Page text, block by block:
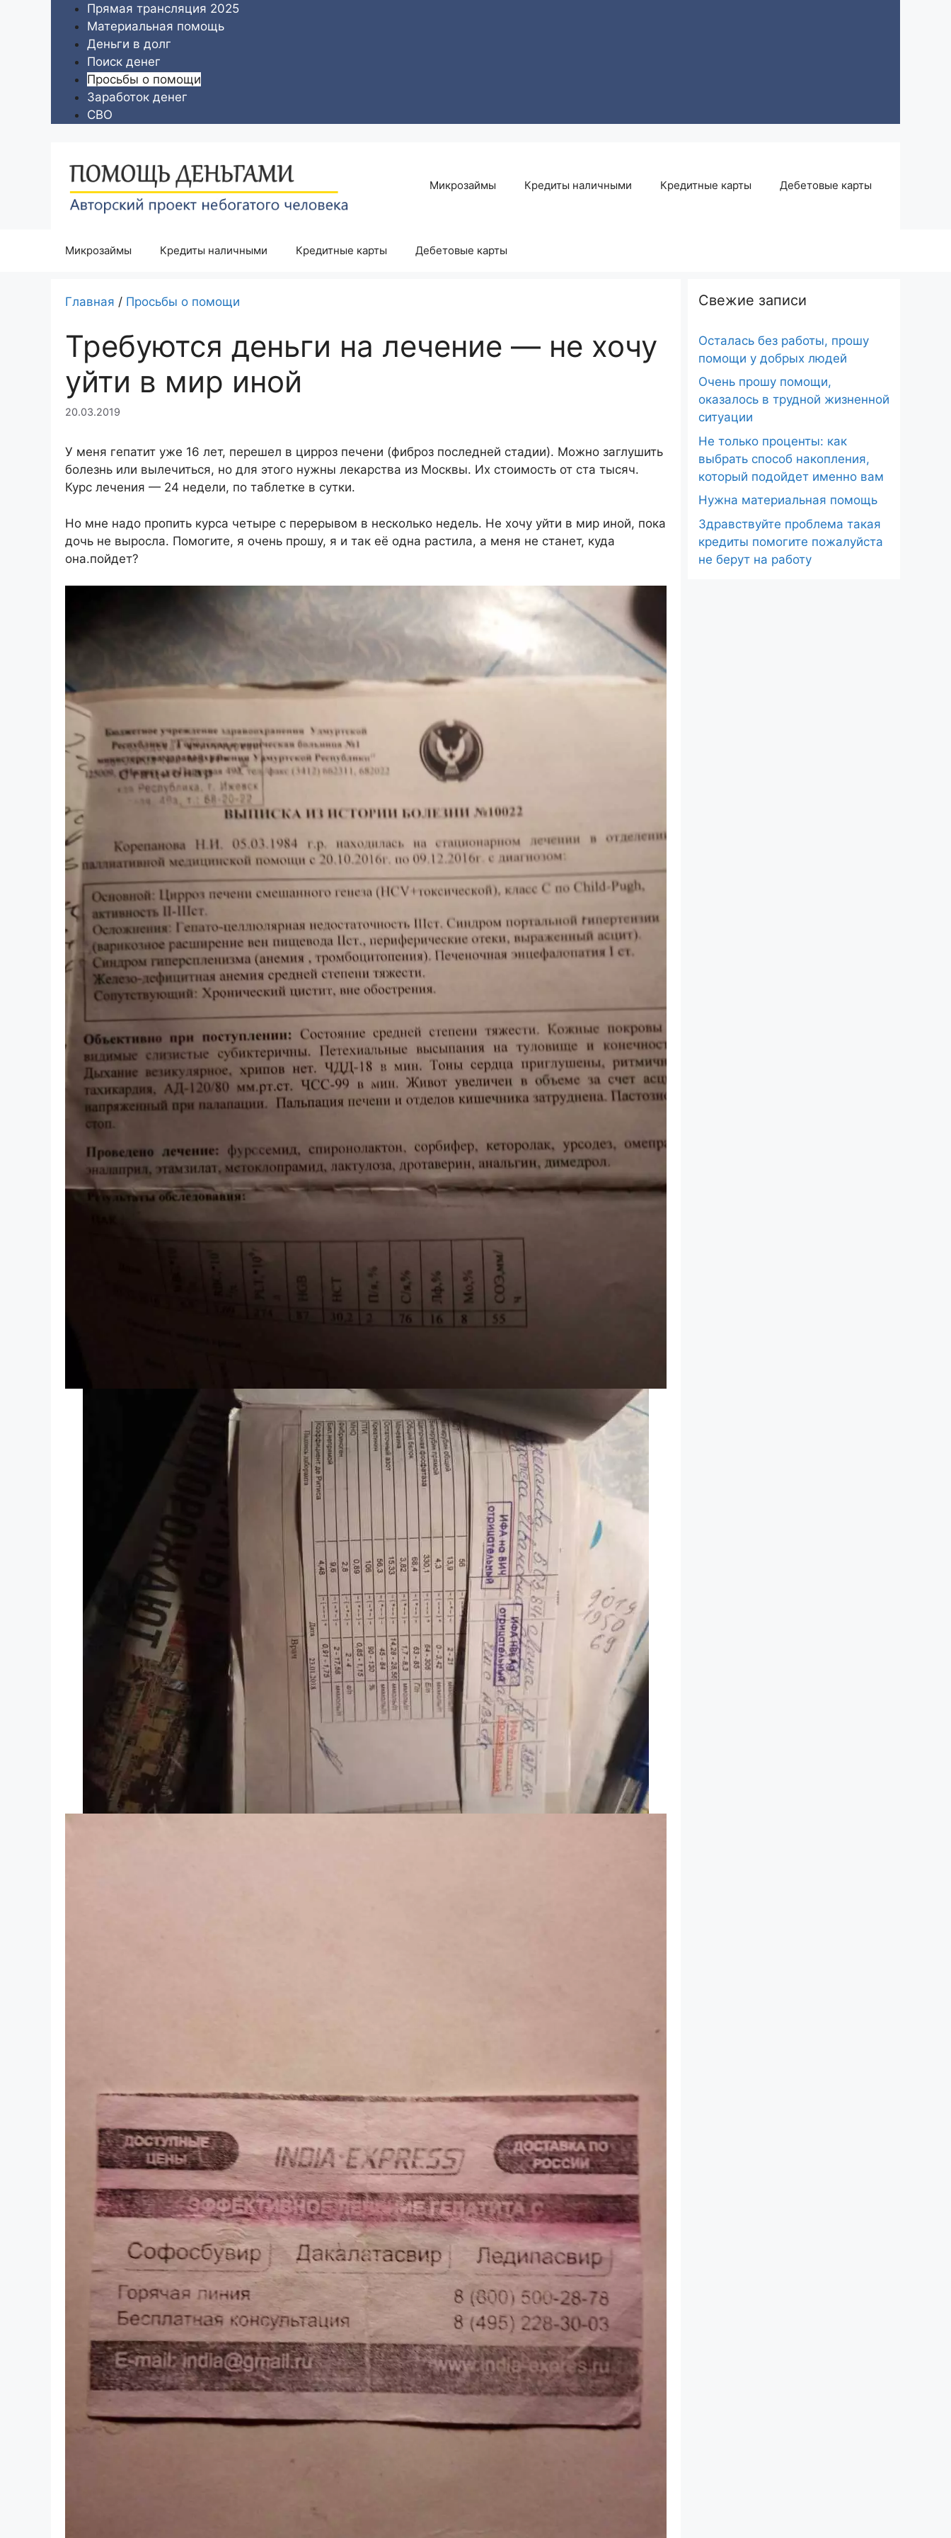
содержимому
Прямая трансляция 2025
Материальная помощь
Деньги в долг
Поиск денег
Просьбы о помощи
Заработок денег
СВО
Микрозаймы Кредиты наличными Кредитные карты Дебетовые карты
Микрозаймы Кредиты наличными Кредитные карты Дебетовые карты
Главная / Просьбы о помощи
Требуются деньги на лечение — не хочу
уйти в мир иной
20.03.2019
У меня гепатит уже 16 лет, перешел в цирроз печени (фиброз последней стадии). Можно заглушить
болезнь или вылечиться, но для этого нужны лекарства из Москвы. Их стоимость от ста тысяч.
Курс лечения — 24 недели, по таблетке в сутки.
Но мне надо пропить курса четыре с перерывом в несколько недель. Не хочу уйти в мир иной, пока
дочь не выросла. Помогите, я очень прошу, я и так её одна растила, а меня не станет, куда
она.пойдет?
Свежие записи
Осталась без работы, прошу
помощи у добрых людей
Очень прошу помощи,
оказалось в трудной жизненной
ситуации
Не только проценты: как
выбрать способ накопления,
который подойдет именно вам
Нужна материальная помощь
Здравствуйте проблема такая
кредиты помогите пожалуйста
не берут на работу